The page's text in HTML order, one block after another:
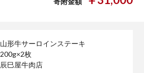
山形牛サーロインステーキ
200g×2枚
辰巳屋牛肉店